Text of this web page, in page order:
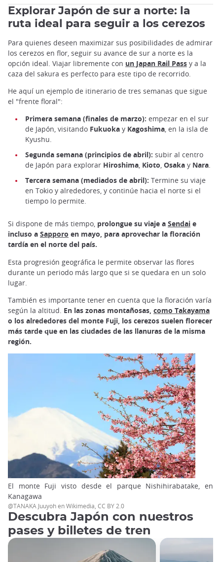
Explorar Japón de sur a norte: la
ruta ideal para seguir a los cerezos
Para quienes deseen maximizar sus posibilidades de admirar
los cerezos en flor, seguir su avance de sur a norte es la
opción ideal. Viajar libremente con un Japan Rail Pass y a la
caza del sakura es perfecto para este tipo de recorrido.
He aquí un ejemplo de itinerario de tres semanas que sigue
el "frente floral":
Primera semana (finales de marzo): empezar en el sur
de Japón, visitando Fukuoka y Kagoshima, en la isla de
Kyushu.
Segunda semana (principios de abril): subir al centro
de Japón para explorar Hiroshima, Kioto, Osaka y Nara.
Tercera semana (mediados de abril): Termine su viaje
en Tokio y alrededores, y continúe hacia el norte si el
tiempo lo permite.
Si dispone de más tiempo, prolongue su viaje a Sendai e
incluso a Sapporo en mayo, para aprovechar la floración
tardía en el norte del país.
Esta progresión geográfica le permite observar las flores
durante un periodo más largo que si se quedara en un solo
lugar.
También es importante tener en cuenta que la floración varía
según la altitud. En las zonas montañosas, como Takayama
o los alrededores del monte Fuji, los cerezos suelen florecer
más tarde que en las ciudades de las llanuras de la misma
región.
El monte Fuji visto desde el parque Nishihirabatake, en
Kanagawa
@TANAKA Juuyoh en Wikimedia, CC BY 2.0
Descubra Japón con nuestros
pases y billetes de tren